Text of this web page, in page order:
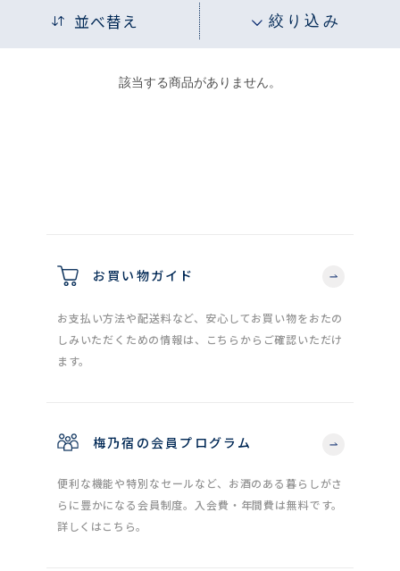
並べ替え 絞り込み
該当する商品がありません。
お買い物ガイド
お支払い方法や配送料など、安心してお買い物をおたの
しみいただくための情報は、こちらからご確認いただけ
ます。
梅乃宿の会員プログラム
便利な機能や特別なセールなど、お酒のある暮らしがさ
らに豊かになる会員制度。入会費・年間費は無料です。
詳しくはこちら。